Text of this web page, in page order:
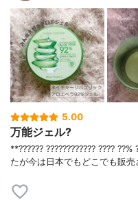
5.00
万能ジェル?
**?????? ???????????? ????
たが今は日本でもどこでも販